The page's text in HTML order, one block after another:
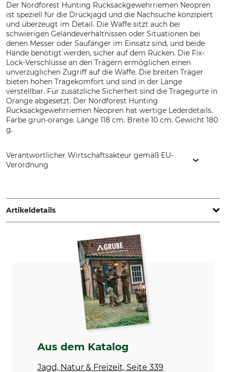
Der Nordforest Hunting Rucksackgewehrriemen Neopren
ist speziell für die Drückjagd und die Nachsuche konzipiert
und überzeugt im Detail. Die Waffe sitzt auch bei
schwierigen Geländeverhältnissen oder Situationen bei
denen Messer oder Saufänger im Einsatz sind, und beide
Hände benötigt werden, sicher auf dem Rücken. Die Fix-
Lock-Verschlüsse an den Trägern ermöglichen einen
unverzüglichen Zugriff auf die Waffe. Die breiten Träger
bieten hohen Tragekomfort und sind in der Länge
verstellbar. Für zusätzliche Sicherheit sind die Tragegurte in
Orange abgesetzt. Der Nordforest Hunting
Rucksackgewehrriemen Neopren hat wertige Lederdetails.
Farbe grün-orange. Länge 118 cm. Breite 10 cm. Gewicht 180
g.
Verantwortlicher Wirtschaftsakteur gemäß EU-
Verordnung
www.grube.de
Artikeldetails
Nordforest Hunting
Produkttyp
Rucksack-Gewehrriemen
Aus dem Katalog
Jagd, Natur & Freizeit, Seite 339